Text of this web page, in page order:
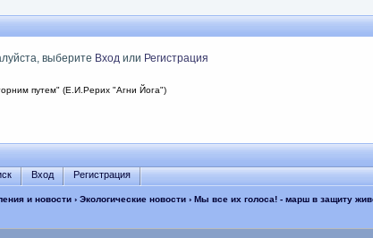
выберите Вход или Регистрация
путем" (Е.И.Рерих "Агни Йога")
Вход Регистрация
и новости ›Экологические новости › Мы все их голоса! - марш в защиту